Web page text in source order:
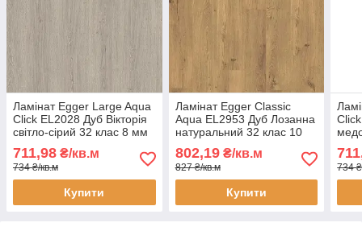
Ламінат Egger Large Aqua
Click EL2028 Дуб Вікторія
світло-сірий 32 клас 8 мм
— вологостійкий 24
години, широка дошка, з
фаскою
711,98 ₴/кв.м
734 ₴/кв.м
Купити
Ламінат Egger Classic
Aqua EL2953 Дуб Лозанна
натуральний 32 клас 10
мм — захист від вологи 24
години, фаска 4V
802,19₴/кв.м
827 ₴/кв.м
Купити
734